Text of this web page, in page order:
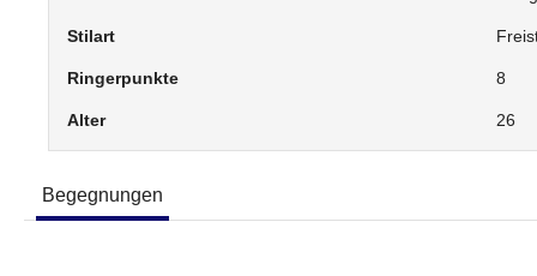
Stilart
Ringerpunkte 8
Alter 26
Begegnungen